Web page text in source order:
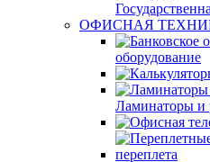
ОФИСНАЯ
оборудование
Ламинаторы и